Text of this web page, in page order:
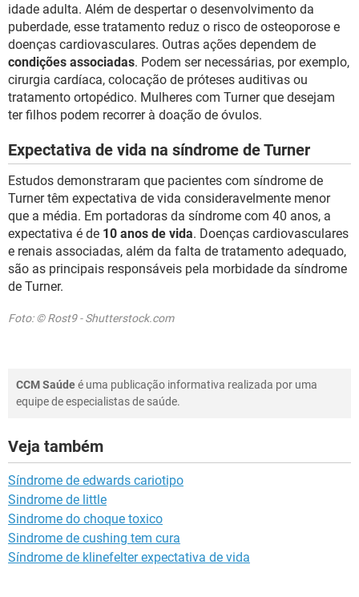
idade adulta. Além de despertar o desenvolvimento da
puberdade, esse tratamento reduz o risco de osteoporose e
doenças cardiovasculares. Outras ações dependem de
condições associadas. Podem ser necessárias, por exemplo,
cirurgia cardíaca, colocação de próteses auditivas ou
tratamento ortopédico. Mulheres com Turner que desejam
ter filhos podem recorrer à doação de óvulos.
Expectativa de vida na síndrome de Turner
Estudos demonstraram que pacientes com síndrome de
Turner têm expectativa de vida consideravelmente menor
que a média. Em portadoras da síndrome com 40 anos, a
expectativa é de 10 anos de vida. Doenças cardiovasculares
e renais associadas, além da falta de tratamento adequado,
são as principais responsáveis pela morbidade da síndrome
de Turner.
Foto: © Rost9 - Shutterstock.com
CCM Saúdeé uma publicação informativa realizada por uma
equipe de especialistas de saúde.
Veja também
Síndrome de edwards cariotipo
Sindrome de little
Sindrome do choque toxico
Sindrome de cushing tem cura
Síndrome de klinefelter expectativa de vida